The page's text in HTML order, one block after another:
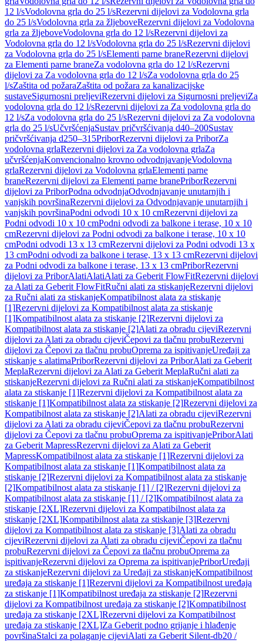
12 l/sVodolovna grla do 25 l/sRezervni dijelovi za Vodolovna grla
do 25 l/sVodolovna grla za žljeboveRezervni dijelovi za Vodolovna
grla za žljeboveVodolovna grla do 12 l/sRezervni dijelovi za
Vodolovna grla do 12 l/sVodolovna grla do 25 l/sRezervni dijelovi
za Vodolovna grla do 25 l/sElementi parne braneRezervni dijelovi
za Elementi parne braneZa vodolovna grla do 12 l/sRezervni
dijelovi za Za vodolovna grla do 12 l/sZa vodolovna grla do 25
l/sZaštita od požaraZaštita od požara za kanalizacijske
sustaveSigurnosni preljeviRezervni dijelovi za Sigurnosni preljeviZa
vodolovna grla do 12 l/sRezervni dijelovi za Za vodolovna grla do
12 l/sZa vodolovna grla do 25 l/sRezervni dijelovi za Za vodolovna
grla do 25 l/sUčvršćenjaSustav pričvršćivanja d40–200Sustav
pričvršćivanja d250–315PriborRezervni dijelovi za PriborZa
vodolovna grlaRezervni dijelovi za Za vodolovna grlaZa
učvršćenjaKonvencionalno krovno odvodnjavanjeVodolovna
grlaRezervni dijelovi za Vodolovna grlaElementi parne
braneRezervni dijelovi za Elementi parne branePriborRezervni
dijelovi za PriborPodna odvodnjaOdvodnjavanje unutarnjih i
vanjskih površinaRezervni dijelovi za Odvodnjavanje unutarnjih i
vanjskih površinaPodni odvodi 10 x 10 cmRezervni dijelovi za
Podni odvodi 10 x 10 cmPodni odvodi za balkone i terase, 10 x 10
cmRezervni dijelovi za Podni odvodi za balkone i terase, 10 x 10
cmPodni odvodi 13 x 13 cmRezervni dijelovi za Podni odvodi 13 x
13 cmPodni odvodi za balkone i terase, 13 x 13 cmRezervni dijelovi
za Podni odvodi za balkone i terase, 13 x 13 cmPriborRezervni
dijelovi za PriborAlatiAlatiAlati za Geberit FlowFitRezervni dijelovi
za Alati za Geberit FlowFitRučni alati za stiskanjeRezervni dijelovi
za Ručni alati za stiskanjeKompatibilnost alata za stiskanje
[1]Rezervni dijelovi za Kompatibilnost alata za stiskanje
[1]Kompatibilnost alata za stiskanje [2]Rezervni dijelovi za
Kompatibilnost alata za stiskanje [2]Alati za obradu cijeviRezervni
dijelovi za Alati za obradu cijeviČepovi za tlačnu probuRezervni
dijelovi za Čepovi za tlačnu probuOprema za ispitivanjeUređaji za
stiskanje s alatimaPriborRezervni dijelovi za PriborAlati za Geberit
MeplaRezervni dijelovi za Alati za Geberit MeplaRučni alati za
stiskanjeRezervni dijelovi za Ručni alati za stiskanjeKompatibilnost
alata za stiskanje [1]Rezervni dijelovi za Kompatibilnost alata za
stiskanje [1]Kompatibilnost alata za stiskanje [2]Rezervni dijelovi za
Kompatibilnost alata za stiskanje [2]Alati za obradu cijeviRezervni
dijelovi za Alati za obradu cijeviČepovi za tlačnu probuRezervni
dijelovi za Čepovi za tlačnu probuOprema za ispitivanjePriborAlati
za Geberit MapressRezervni dijelovi za Alati za Geberit
MapressKompatibilnost alata za stiskanje [1]Rezervni dijelovi za
Kompatibilnost alata za stiskanje [1]Kompatibilnost alata za
stiskanje [2]Rezervni dijelovi za Kompatibilnost alata za stiskanje
[2]Kompatibilnost alata za stiskanje [1] / [2]Rezervni dijelovi za
Kompatibilnost alata za stiskanje [1] / [2]Kompatibilnost alata za
stiskanje [2XL]Rezervni dijelovi za Kompatibilnost alata za
stiskanje [2XL]Kompatibilnost alata za stiskanje [3]Rezervni
dijelovi za Kompatibilnost alata za stiskanje [3]Alati za obradu
cijeviRezervni dijelovi za Alati za obradu cijeviČepovi za tlačnu
probuRezervni dijelovi za Čepovi za tlačnu probuOprema za
ispitivanjeRezervni dijelovi za Oprema za ispitivanjePriborUređaji
za stiskanjeRezervni dijelovi za Uređaji za stiskanjeKompatibilnost
uređaja za stiskanje [1]Rezervni dijelovi za Kompatibilnost uređaja
za stiskanje [1]Kompatibilnost uređaja za stiskanje [2]Rezervni
dijelovi za Kompatibilnost uređaja za stiskanje [2]Kompatibilnost
uređaja za stiskanje [2XL]Rezervni dijelovi za Kompatibilnost
uređaja za stiskanje [2XL]Za Geberit podno grijanje i hlađenje
površinaStalci za polaganje cijeviAlati za Geberit Silent-db20 /